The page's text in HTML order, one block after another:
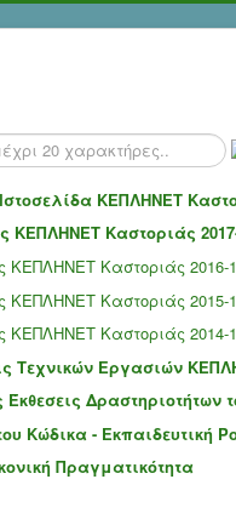
ΚΕΠΛΗΝΕΤ
ΚΕΠΛΗΝΕΤ Καστοριάς
ΚΕΠΛΗΝΕΤ Καστοριάς 2016-
ΚΕΠΛΗΝΕΤ Καστοριάς 2015-
ΚΕΠΛΗΝΕΤ Καστοριάς 2014-
Τεχνικών Εργασιών
Έκθεσεις
Κώδικα - Εκπαιδευτική
Πραγματικότητα